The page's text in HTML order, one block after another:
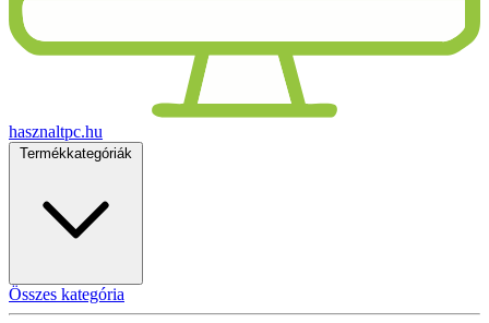
hasznaltpc.hu
Termékkategóriák
Összes kategória